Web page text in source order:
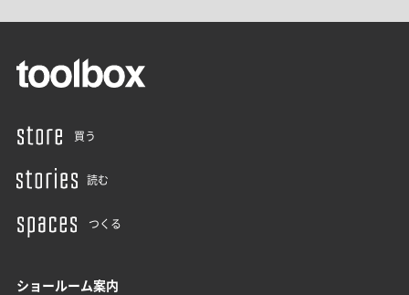
買う
読む
つくる
ショールーム案内